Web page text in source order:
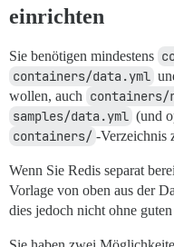
einrichten
Sie benötigen mindestens
containers/data.yml
wollen, auch containers/
samples/data.yml (und
containers/ -Verzeichnis
Wenn Sie Redis separat
Vorlage von oben aus der
dies jedoch nicht ohne